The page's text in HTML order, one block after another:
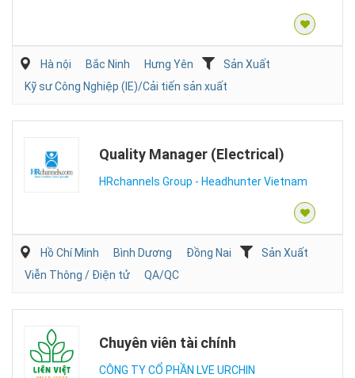
Hà nội Bắc Ninh Hưng Yên
Sản Xuất
Kỹ sư Công Nghiệp (IE)/Cải tiến sản xuất
Quality Manager (Electrical)
HRchannels Group - Headhunter Vietnam
Hồ Chí Minh Bình Dương Đồng Nai
Sản Xuất
Viễn Thông / Điện tử
QA/QC
Chuyên viên tài chính
CÔNG TY CỔ PHẦN LVE URCHIN